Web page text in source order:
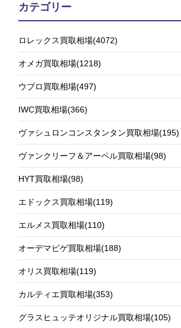
カテゴリー
ロレックス買取相場(4072)
オメガ買取相場(1218)
ウブロ買取相場(497)
IWC買取相場(366)
ヴァシュロンコンスタンタン買取相場(195)
ヴァンクリーフ＆アーペル買取相場(98)
HYT買取相場(98)
エドックス買取相場(119)
エルメス買取相場(110)
オーデマピゲ買取相場(188)
オリス買取相場(119)
カルティエ買取相場(353)
グラスヒュッテオリジナル買取相場(105)